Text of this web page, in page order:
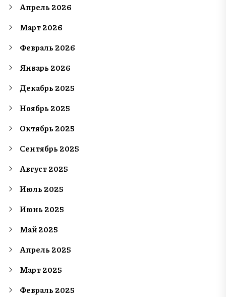
Апрель 2026
Март 2026
Февраль 2026
Январь 2026
Декабрь 2025
Ноябрь 2025
Октябрь 2025
Сентябрь 2025
Август 2025
Июль 2025
Июнь 2025
Май 2025
Апрель 2025
Март 2025
Февраль 2025